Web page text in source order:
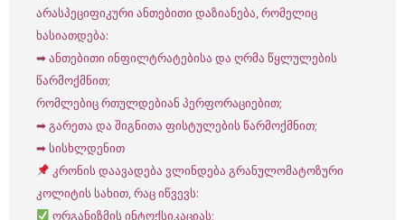
არასპეციფიკური ანთებითი დაზიანება, რომელიც
ხასიათდება:
➡ ანთებითი ინფილტრატებისა და ღრმა წყლულების
წარმოქმნით;
რომლებიც რთულდებიან პერფორაციებით;
➡ გარეთა და შიგნითა ფისტულების წარმოქმნით;
➡ სისხლდენით
კრონის დაავადება ვლინდება გრანულომატოზური
კოლიტის სახით, რაც იწვევს:
ორგანიზმის ინტოქსიკაციას;